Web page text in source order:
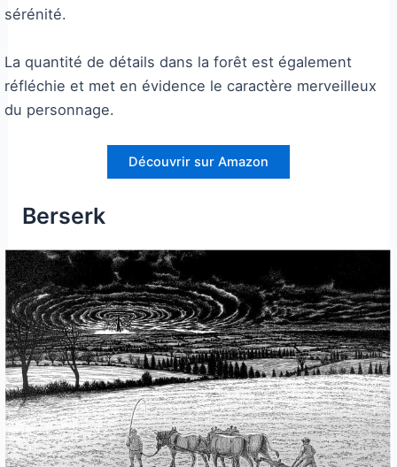
sérénité.
La quantité de détails dans la forêt est également
réfléchie et met en évidence le caractère merveilleux
du personnage.
Découvrir sur Amazon
Berserk